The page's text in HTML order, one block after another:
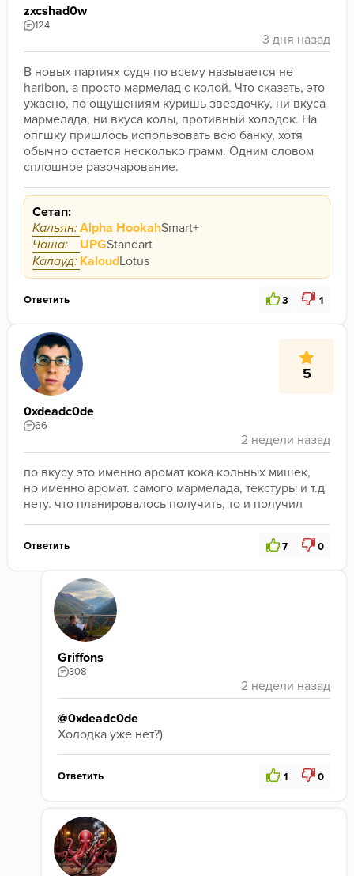
zxcshad0w
124
В новых партиях судя по всему называется не
haribon, а просто мармелад с колой. Что сказать, это
ужасно, по ощущениям куришь звездочку, ни вкуса
мармелада, ни вкуса колы, противный холодок. На
опгшку пришлось использовать всю банку, хотя
обычно остается несколько грамм. Одним словом
сплошное разочарование.
Сетап:
Кальян:Alpha HookahSmart+
Чаша:
UPGStandart
Калауд: KaloudLotus
Ответить 3 1
5
0xdeadc0de
66
по вкусу это именно аромат кока кольных мишек,
но именно аромат. самого мармелада, текстуры и т.д
нету. что планировалось получить, то и получил
Ответить 7 0
Griffons
308
@0xdeadc0de
Холодка уже нет?)
Ответить 1 0